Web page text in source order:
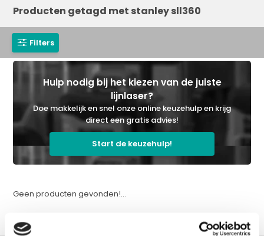
Producten getagd met stanley sll360
Filters
Hulp nodig bij het kiezen van de juiste
lijnlaser?
Doe makkelijk en snel onze online keuzehulp en krijg
direct een gratis advies!
Start de keuzehulp!
Geen producten gevonden!...